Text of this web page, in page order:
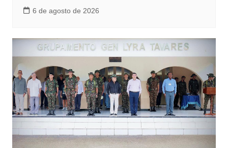
6 de agosto de 2026